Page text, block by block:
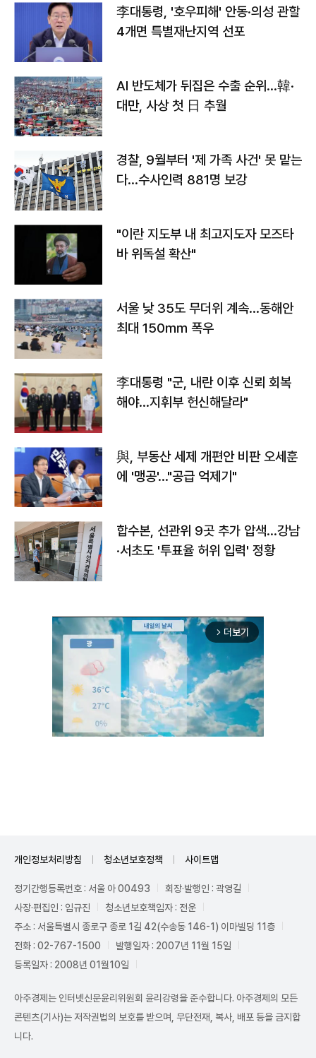
李대통령, '호우피해' 안동·의성 관할
4개면 특별재난지역 선포
AI 반도체가 뒤집은 수출 순위…韓·
대만, 사상 첫 日 추월
경찰, 9월부터 '제 가족 사건' 못 맡는
다…수사인력 881명 보강
"이란 지도부 내 최고지도자 모즈타
바 위독설 확산"
서울 낮 35도 무더위 계속…동해안
최대 150㎜ 폭우
李대통령 "군, 내란 이후 신뢰 회복
해야…지휘부 헌신해달라"
與, 부동산 세제 개편안 비판 오세훈
에 '맹공'…"공급 억제기"
합수본, 선관위 9곳 추가 압색…강남
·서초도 '투표율 허위 입력' 정황
arrow_forward_ios 더보기
개인정보처리방침 청소년보호정책 사이트맵
정기간행등록번호 : 서울 아 00493
회장·발행인 : 곽영길
사장·편집인 : 임규진
청소년보호책임자 : 전운
주소 : 서울특별시 종로구 종로 1길 42(수송동 146-1) 이마빌딩 11층
전화 : 02-767-1500
발행일자 : 2007년 11월 15일
등록일자 : 2008년 01월10일
아주경제는 인터넷신문윤리위원회 윤리강령을 준수합니다. 아주경제의 모든
콘텐츠(기사)는 저작권법의 보호를 받으며, 무단전재, 복사, 배포 등을 금지합
니다.